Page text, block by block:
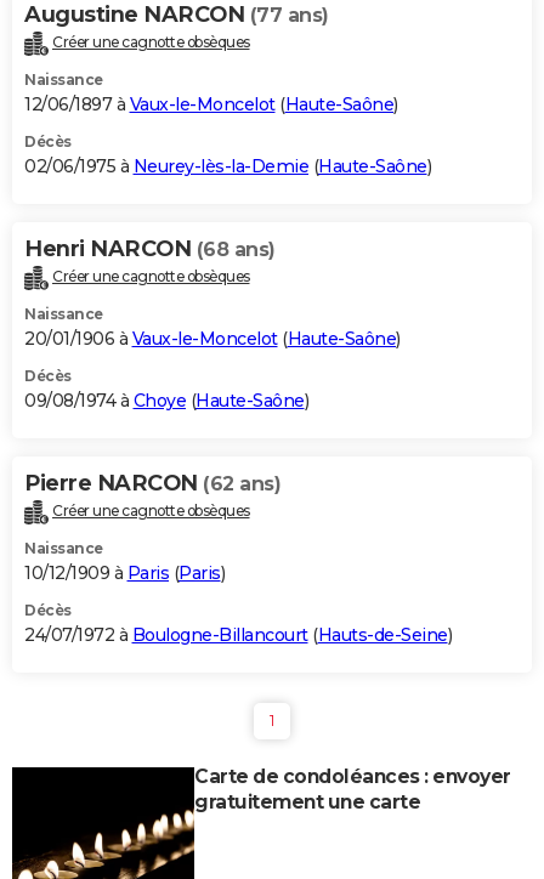
Augustine NARCON (77 ans)
Créer une cagnotte obsèques
Naissance
12/06/1897 à Vaux-le-Moncelot(Haute-Saône)
Décès
02/06/1975 à Neurey-lès-la-Demie (Haute-Saône)
Henri NARCON (68 ans)
Créer une cagnotte obsèques
Naissance
20/01/1906 à Vaux-le-Moncelot(Haute-Saône)
Décès
09/08/1974 à Choye (Haute-Saône)
Pierre NARCON (62 ans)
Créer une cagnotte obsèques
Naissance
10/12/1909 à Paris (Paris)
Décès
24/07/1972 à Boulogne-Billancourt(Hauts-de-Seine)
1
Carte de condoléances : envoyer
gratuitement une carte